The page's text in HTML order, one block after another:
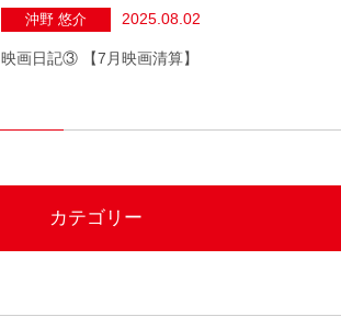
沖野 悠介 2025.08.02
映画日記③ 【7月映画清算】
カテゴリー